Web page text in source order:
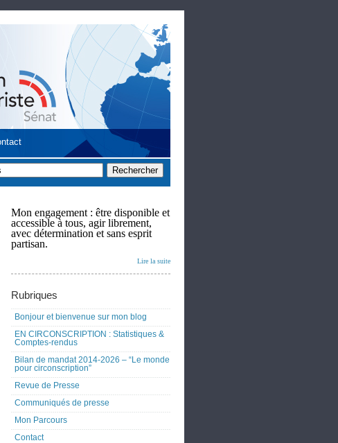
Mon engagement : être disponible et
accessible à tous, agir librement,
avec détermination et sans esprit
partisan.
Lire la suite
Rubriques
Bonjour et bienvenue sur mon blog
EN CIRCONSCRIPTION : Statistiques &
Comptes-rendus
Bilan de mandat 2014-2026 – “Le monde
pour circonscription”
Revue de Presse
Communiqués de presse
Mon Parcours
Contact